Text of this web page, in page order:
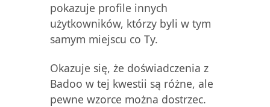
pokazuje profile innych
użytkowników, którzy byli w tym
samym miejscu co Ty.
Okazuje się, że doświadczenia z
Badoo w tej kwestii są różne, ale
pewne wzorce można dostrzec.